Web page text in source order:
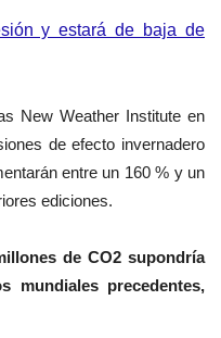
y estará de baja de
New Weather Institute en
de efecto invernadero
entre un 160 % y un
ediciones.
de CO2 supondría
mundiales precedentes,